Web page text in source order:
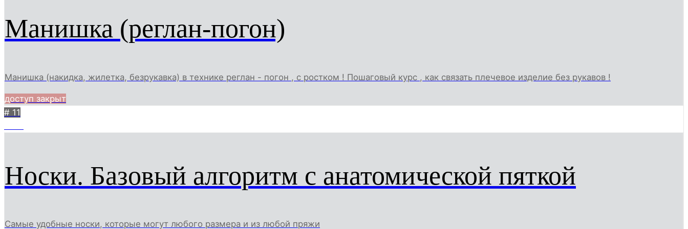
Манишка (реглан-погон)
Манишка (накидка, жилетка, безрукавка) в технике реглан - погон , с ростком ! Пошаговый курс , как связать плечевое изделие без рукавов !
доступ закрыт
# 11
Носки. Базовый алгоритм с анатомической пяткой
Самые удобные носки, которые могут любого размера и из любой пряжи